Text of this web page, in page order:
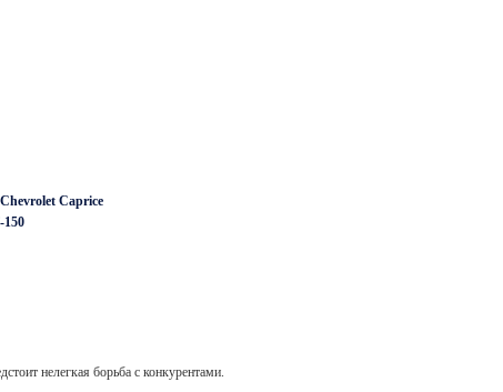
Caprice
150
нелегкая борьба с конкурентами.